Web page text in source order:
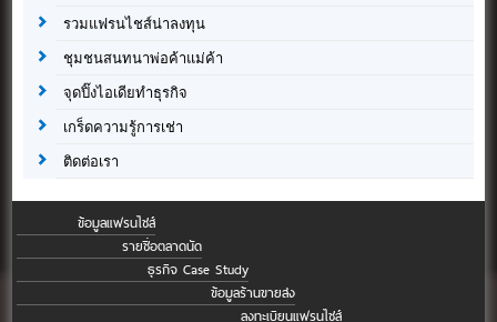
รวมแฟรนไชส์น่าลงทุน
ชุมชนสนทนาพ่อค้าแม่ค้า
จุดปิ๊งไอเดียทำธุรกิจ
เกร็ดความรู้การเช่า
ติดต่อเรา
ข้อมูลแฟรนไชส์
รายชื่อตลาดนัด
ธุรกิจ Case Study
ข้อมูลร้านขายส่ง
ลงทะเบียนแฟรนไชส์